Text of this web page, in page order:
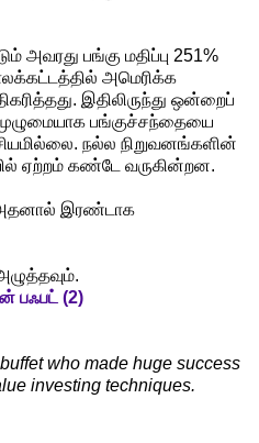
அவரது பங்கு மதிப்பு 251%
அமெரிக்க
இதிலிருந்து ஒன்றைப்
பங்குச்சந்தையை
நல்ல நிறுவனங்களின்
ஏற்றம் கண்டே வருகின்றன.
அதனால் இரண்டாக
பஃபட் (2)
who made huge success
investing techniques.